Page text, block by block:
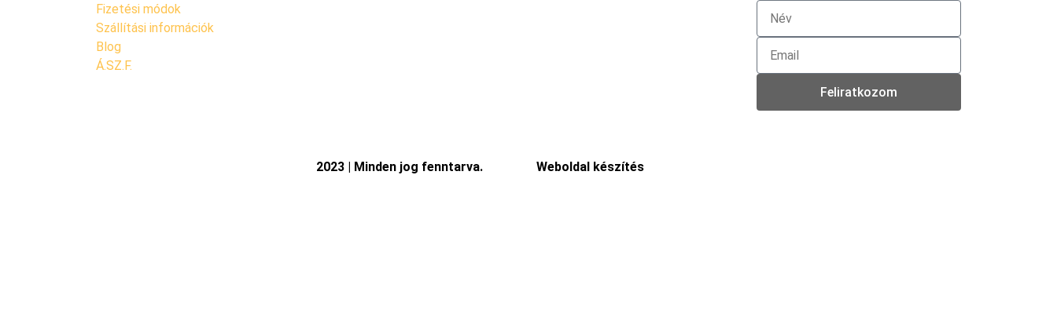
Fizetési módok
Szállítási információk
Blog
Á.SZ.F.
Feliratkozom
2023 | Minden jog fenntarva. Weboldal készítés